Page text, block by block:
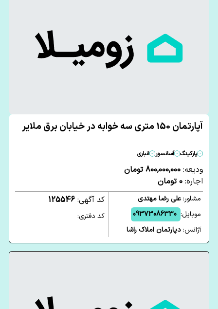
آپارتمان 150 متری سه خوابه در خیابان برق ملایر
پارکینگ آسانسور انباری
ودیعه: 800,000,000 تومان
اجاره: 0 تومان
مشاور:علی رضا مهتدی
موبایل: 09373086330
آژانس:دپارتمان املاک راشا
کد آگهی: 125546
کد دفتری: